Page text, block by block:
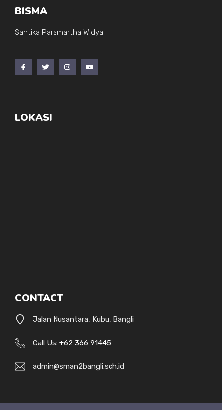
BISMA
Santika Paramartha Widya
LOKASI
CONTACT
Jalan Nusantara, Kubu, Bangli
Call Us: +62 366 91445
admin@sman2bangli.sch.id